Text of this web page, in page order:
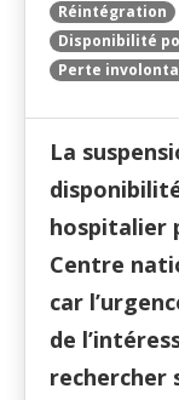
Réintégration
Disponibilité
Perte
La
hospitalier
Centre
car
de
rechercher